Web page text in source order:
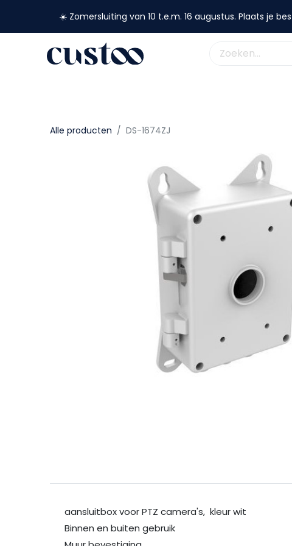
☀️ Zomersluiting van 10 t.e.m. 16 augustus. Plaats je
Alle producten DS-1674ZJ
aansluitbox voor PTZ camera's, kleur wit
Binnen en buiten gebruik